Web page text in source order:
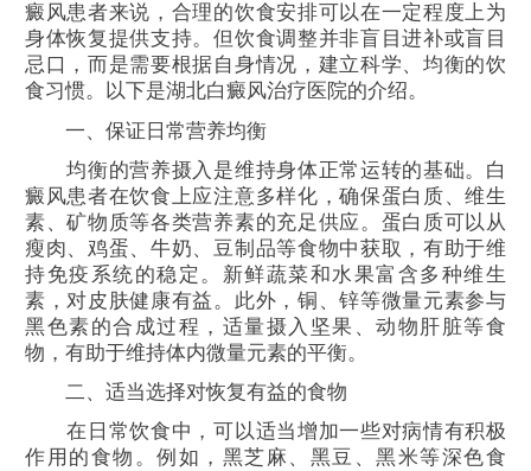
癜风患者来说，合理的饮食安排可以在一定程度上为
身体恢复提供支持。但饮食调整并非盲目进补或盲目
忌口，而是需要根据自身情况，建立科学、均衡的饮
食习惯。以下是湖北白癜风治疗医院的介绍。
一、保证日常营养均衡
均衡的营养摄入是维持身体正常运转的基础。白
癜风患者在饮食上应注意多样化，确保蛋白质、维生
素、矿物质等各类营养素的充足供应。蛋白质可以从
瘦肉、鸡蛋、牛奶、豆制品等食物中获取，有助于维
持免疫系统的稳定。新鲜蔬菜和水果富含多种维生
素，对皮肤健康有益。此外，铜、锌等微量元素参与
黑色素的合成过程，适量摄入坚果、动物肝脏等食
物，有助于维持体内微量元素的平衡。
二、适当选择对恢复有益的食物
在日常饮食中，可以适当增加一些对病情有积极
作用的食物。例如，黑芝麻、黑豆、黑米等深色食